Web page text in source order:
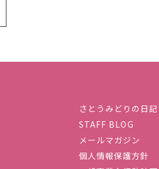
さとうみどりの日記
STAFF BLOG
メールマガジン
個人情報保護方針